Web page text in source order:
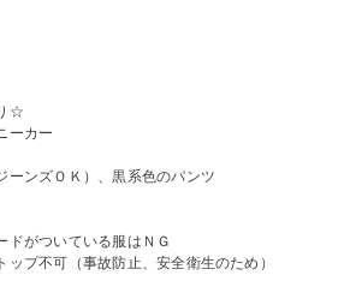
☆
ーカー
ーンズＯＫ）、黒系色のパンツ
がついている服はＮＧ
プ不可（事故防止、安全衛生のため）